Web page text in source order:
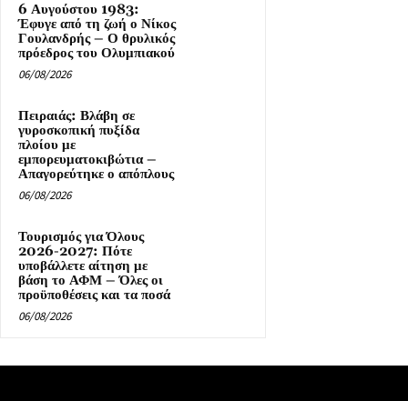
6 Αυγούστου 1983:
Έφυγε από τη ζωή ο Νίκος
Γουλανδρής – Ο θρυλικός
πρόεδρος του Ολυμπιακού
06/08/2026
Πειραιάς: Βλάβη σε
γυροσκοπική πυξίδα
πλοίου με
εμπορευματοκιβώτια –
Απαγορεύτηκε ο απόπλους
06/08/2026
Τουρισμός για Όλους
2026-2027: Πότε
υποβάλλετε αίτηση με
βάση το ΑΦΜ – Όλες οι
προϋποθέσεις και τα ποσά
06/08/2026